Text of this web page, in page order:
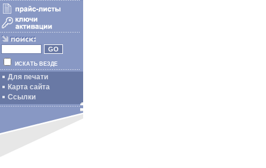
ИСКАТЬ ВЕЗДЕ
Для печати
Карта сайта
Ссылки